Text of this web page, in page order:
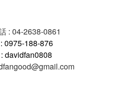
: 04-2638-0861
0975-188-876
davidfan0808